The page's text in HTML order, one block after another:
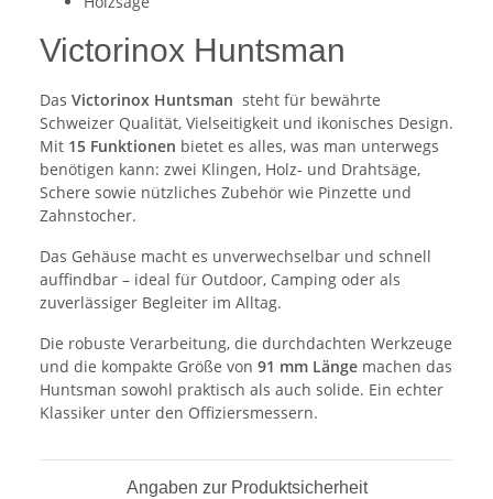
Victorinox Huntsman
Das Victorinox Huntsman steht für bewährte
Schweizer Qualität, Vielseitigkeit und ikonisches Design.
Mit 15 Funktionen bietet es alles, was man unterwegs
benötigen kann: zwei Klingen, Holz- und Drahtsäge,
Schere sowie nützliches Zubehör wie Pinzette und
Zahnstocher.
Das Gehäuse macht es unverwechselbar und schnell
auffindbar – ideal für Outdoor, Camping oder als
zuverlässiger Begleiter im Alltag.
Die robuste Verarbeitung, die durchdachten Werkzeuge
und die kompakte Größe von 91 mm Länge machen das
Huntsman sowohl praktisch als auch solide. Ein echter
Klassiker unter den Offiziersmessern.
Angaben zur Produktsicherheit